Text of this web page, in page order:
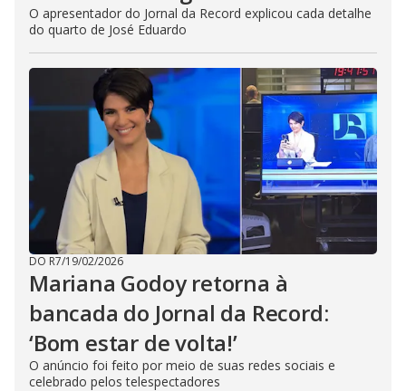
O apresentador do Jornal da Record explicou cada detalhe
do quarto de José Eduardo
DO R7/19/02/2026
Mariana Godoy retorna à
bancada do Jornal da Record:
‘Bom estar de volta!’
O anúncio foi feito por meio de suas redes sociais e
celebrado pelos telespectadores